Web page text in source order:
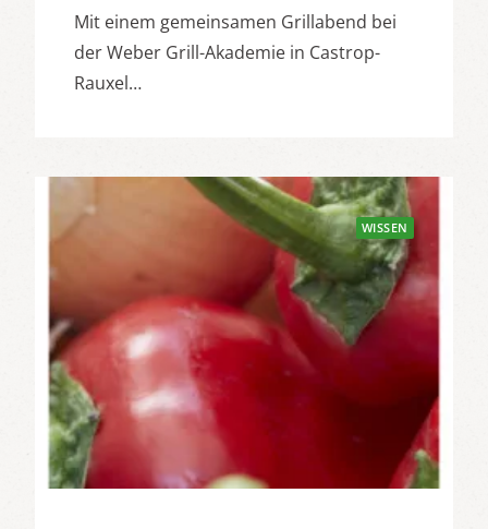
Mit einem gemeinsamen Grillabend bei
der Weber Grill-Akademie in Castrop-
Rauxel…
WISSEN